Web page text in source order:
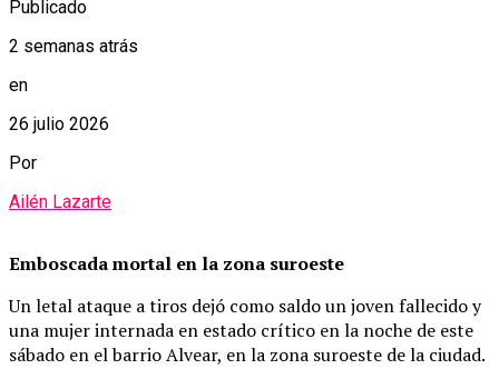
Publicado
2 semanas atrás
en
26 julio 2026
Por
Ailén Lazarte
Emboscada mortal en la zona suroeste
Un letal ataque a tiros dejó como saldo un joven fallecido y
una mujer internada en estado crítico en la noche de este
sábado en el barrio Alvear, en la zona suroeste de la ciudad.